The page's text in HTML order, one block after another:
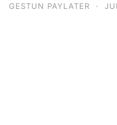
GESTUN PAYLATER ·